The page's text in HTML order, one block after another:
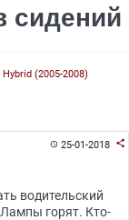
сидений
(2005-2008)
25-01-2018 
водительский
горят. Кто-